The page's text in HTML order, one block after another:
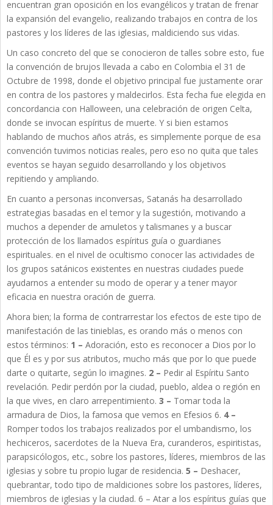
encuentran gran oposición en los evangélicos y tratan de frenar
la expansión del evangelio, realizando trabajos en contra de los
pastores y los líderes de las iglesias, maldiciendo sus vidas.
Un caso concreto del que se conocieron de talles sobre esto, fue
la convención de brujos llevada a cabo en Colombia el 31 de
Octubre de 1998, donde el objetivo principal fue justamente orar
en contra de los pastores y maldecirlos. Esta fecha fue elegida en
concordancia con Halloween, una celebración de origen Celta,
donde se invocan espíritus de muerte. Y si bien estamos
hablando de muchos años atrás, es simplemente porque de esa
convención tuvimos noticias reales, pero eso no quita que tales
eventos se hayan seguido desarrollando y los objetivos
repitiendo y ampliando.
En cuanto a personas inconversas, Satanás ha desarrollado
estrategias basadas en el temor y la sugestión, motivando a
muchos a depender de amuletos y talismanes y a buscar
protección de los llamados espíritus guía o guardianes
espirituales. en el nivel de ocultismo conocer las actividades de
los grupos satánicos existentes en nuestras ciudades puede
ayudarnos a entender su modo de operar y a tener mayor
eficacia en nuestra oración de guerra.
Ahora bien; la forma de contrarrestar los efectos de este tipo de
manifestación de las tinieblas, es orando más o menos con
estos términos: 1 – Adoración, esto es reconocer a Dios por lo
que Él es y por sus atributos, mucho más que por lo que puede
darte o quitarte, según lo imagines. 2 – Pedir al Espíritu Santo
revelación. Pedir perdón por la ciudad, pueblo, aldea o región en
la que vives, en claro arrepentimiento. 3 – Tomar toda la
armadura de Dios, la famosa que vemos en Efesios 6. 4 –
Romper todos los trabajos realizados por el umbandismo, los
hechiceros, sacerdotes de la Nueva Era, curanderos, espiritistas,
parapsicólogos, etc., sobre los pastores, líderes, miembros de las
iglesias y sobre tu propio lugar de residencia. 5 – Deshacer,
quebrantar, todo tipo de maldiciones sobre los pastores, líderes,
miembros de iglesias y la ciudad. 6 – Atar a los espíritus guías que